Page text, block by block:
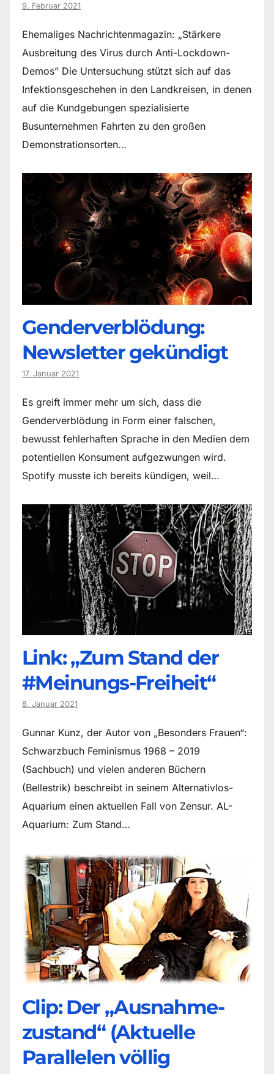
9. Februar 2021
Ehemaliges Nachrichtenmagazin: „Stärkere
Ausbreitung des Virus durch Anti-Lockdown-
Demos” Die Untersuchung stützt sich auf das
Infektionsgeschehen in den Landkreisen, in denen
auf die Kundgebungen spezialisierte
Busunternehmen Fahrten zu den großen
Demonstrationsorten…
Genderverblödung:
Newsletter gekündigt
17. Januar 2021
Es greift immer mehr um sich, dass die
Genderverblödung in Form einer falschen,
bewusst fehlerhaften Sprache in den Medien dem
potentiellen Konsument aufgezwungen wird.
Spotify musste ich bereits kündigen, weil…
Link: „Zum Stand der
#Meinungs-Freiheit“
8. Januar 2021
Gunnar Kunz, der Autor von „Besonders Frauen“:
Schwarzbuch Feminismus 1968 – 2019
(Sachbuch) und vielen anderen Büchern
(Bellestrik) beschreibt in seinem Alternativlos-
Aquarium einen aktuellen Fall von Zensur. AL-
Aquarium: Zum Stand…
Clip: Der „Ausnahme-
zustand“ (Aktuelle
Parallelen völlig